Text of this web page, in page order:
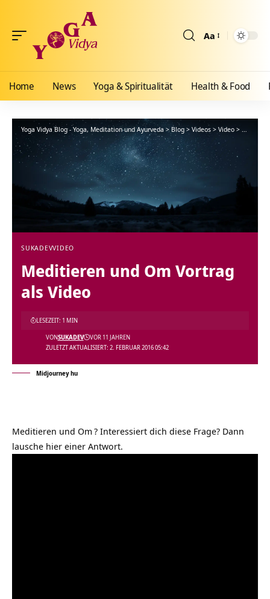
Aa
Home News Yoga & Spiritualität Health & Food
Yoga Vidya Blog - Yoga, Meditation und Ayurveda > Blog > Videos > Video >
SUKADEVVIDEO
Meditieren und Om Vortrag
als Video
ZULETZT AKTUALISIERT: 2. FEBRUAR 2016 05:42
VONSUKADEV VOR 11 JAHREN
LESEZEIT: 1 MIN
Midjourney hu
Meditieren und Om ? Interessiert dich diese Frage? Dann
lausche hier einer Antwort.